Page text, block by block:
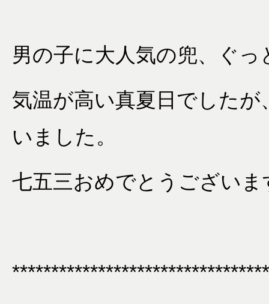
男の子に大人気の兜、ぐ
気温が高い真夏日でした
いました。
七五三おめでとうございま
*********************************